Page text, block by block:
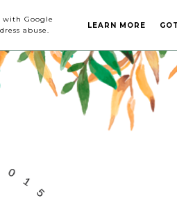
DE
with Google
abuse.
LEARN MORE